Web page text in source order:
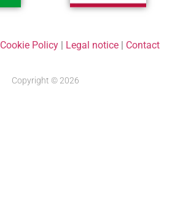
Cookie Policy| Legal notice| Contact
Copyright © 2026